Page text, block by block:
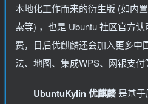
本地化工作而来的衍生版 (如内
索等) ，也是 Ubuntu 社区官方
费，日后优麒麟还会加入更多中
法、地图、集成WPS、网银支
UbuntuKylin 优麒麟是基